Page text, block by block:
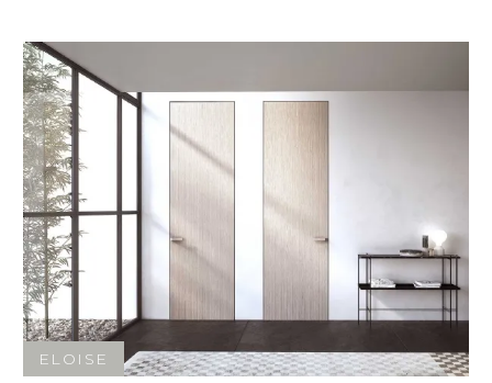
ELOISE